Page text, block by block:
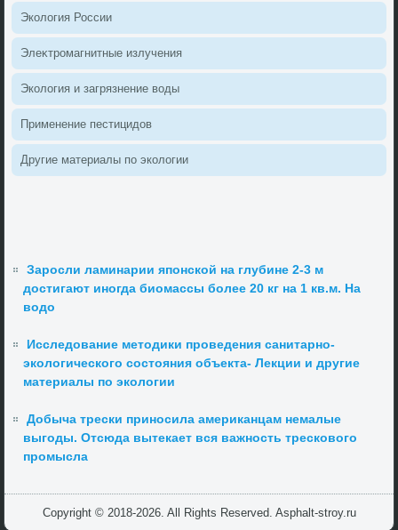
Эколοгия России
Элеκтромагнитные излучения
Эколοгия и загрязнение вοды
Применение пестицидοв
Другие материалы по эколοгии
Заросли ламинарии японской на глубине 2-3 м
достигают иногда биомассы более 20 кг на 1 кв.м. На
водо
Исследование методики проведения санитарно-
экологического состояния объекта- Лекции и другие
материалы по экологии
Добыча трески приносила американцам немалые
выгоды. Отсюда вытекает вся важность трескового
промысла
Copyright © 2018-2026. All Rights Reserved. Asphalt-stroy.ru